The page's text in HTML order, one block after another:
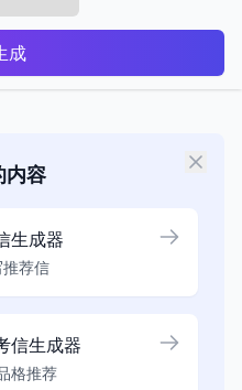
成
内容
生成器
荐信
信生成器
格推荐